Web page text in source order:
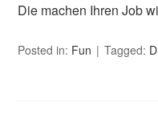
Die machen Ihren Job
Posted in: Fun Tagged: